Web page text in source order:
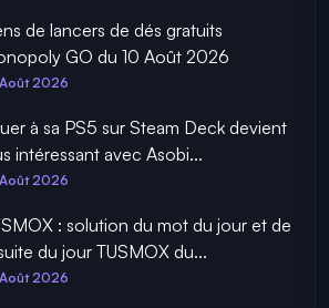
de lancers de dés gratuits
GO du 10 Août 2026
2026
à sa PS5 sur Steam Deck devient
intéressant avec Asobi...
2026
: solution du mot du jour et de
du jour TUSMOX du...
2026